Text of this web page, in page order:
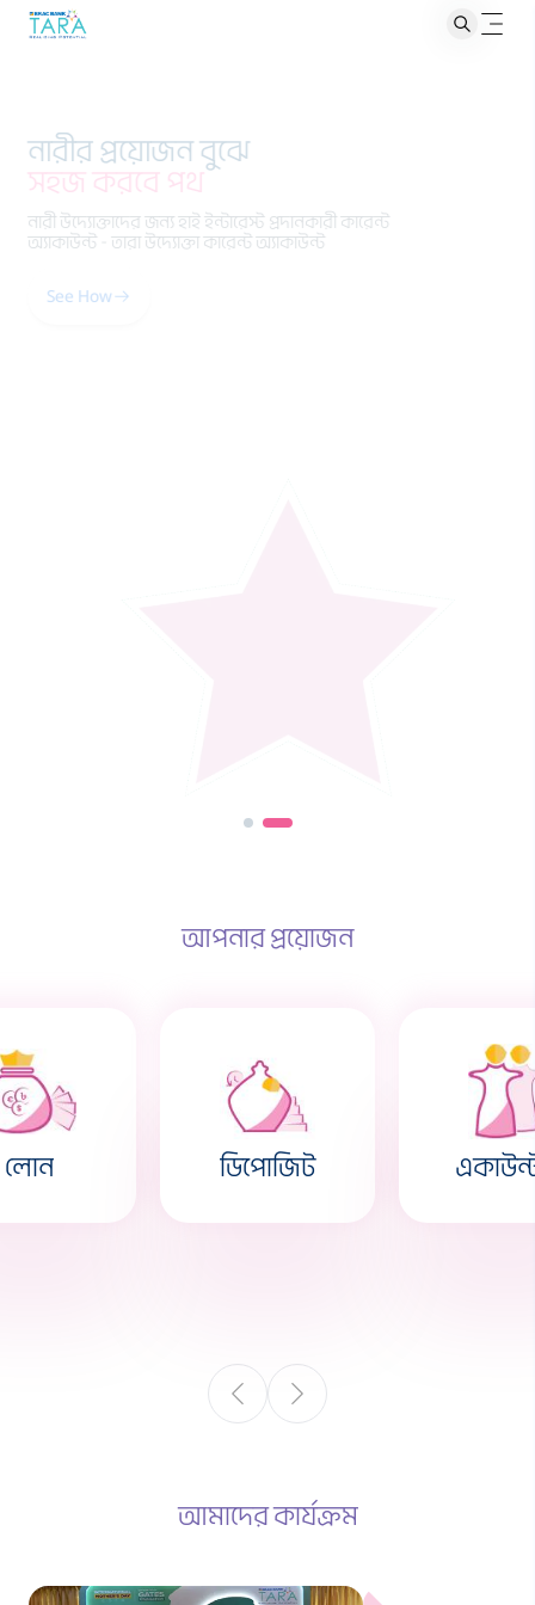
ছোট ছোট সঞ্চয়ে
নারীর প্রয়োজন বুঝে
সহজ করবে পথ
নারী উদ্যোক্তাদের জন্য হাই ইন্টারেস্ট প্রদানকারী কারেন্ট
অ্যাকাউন্ট - তারা উদ্যোক্তা কারেন্ট অ্যাকাউন্ট
See How
আপনার প্রয়োজন
লোন ডিপোজিট
আমাদের কার্যক্রম